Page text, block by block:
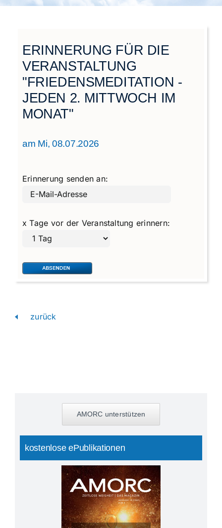
Städtegruppen Schweiz
ERINNERUNG FÜR DIE
VERANSTALTUNG
"FRIEDENSMEDITATION -
JEDEN 2. MITTWOCH IM
MONAT"
am Mi, 08.07.2026
Erinnerung senden an:
x Tage vor der Veranstaltung erinnern:
zurück
AMORC unterstützen
kostenlose ePublikationen